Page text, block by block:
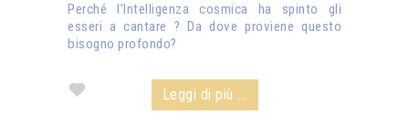
Perché l’Intelligenza cosmica ha spinto gli
esseri a cantare ? Da dove proviene questo
bisogno profondo?
Leggi di più ...